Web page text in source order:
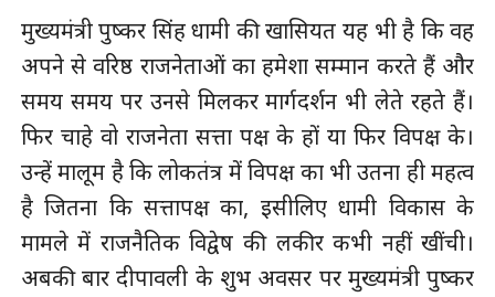
मुख्यमंत्री पुष्कर सिंह धामी की खासियत यह भी है कि वह
अपने से वरिष्ठ राजनेताओं का हमेशा सम्मान करते हैं और
समय समय पर उनसे मिलकर मार्गदर्शन भी लेते रहते हैं।
फिर चाहे वो राजनेता सत्ता पक्ष के हों या फिर विपक्ष के।
उन्हें मालूम है कि लोकतंत्र में विपक्ष का भी उतना ही महत्व
है जितना कि सत्तापक्ष का, इसीलिए धामी विकास के
मामले में राजनैतिक विद्वेष की लकीर कभी नहीं खींची।
अबकी बार दीपावली के शुभ अवसर पर मुख्यमंत्री पुष्कर